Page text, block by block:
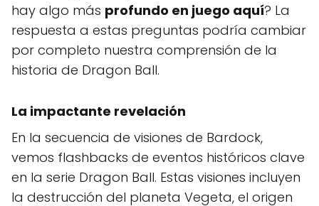
hay algo más profundo en juego aquí? La
respuesta a estas preguntas podría cambiar
por completo nuestra comprensión de la
historia de Dragon Ball.
La impactante revelación
En la secuencia de visiones de Bardock,
vemos flashbacks de eventos históricos clave
en la serie Dragon Ball. Estas visiones incluyen
la destrucción del planeta Vegeta, el origen